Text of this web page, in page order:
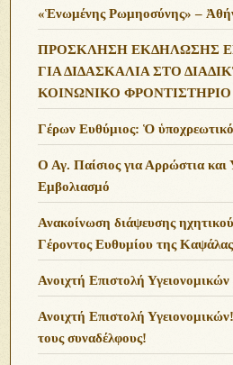
«Ἑνωμένης Ρωμηοσύνης» –
ΠΡΟΣΚΛΗΣΗ ΕΚΔΗΛΩΣΗΣ
ΓΙΑ ΔΙΔΑΣΚΑΛΙΑ ΣΤΟ
ΚΟΙΝΩΝΙΚΟ ΦΡΟΝΤΙΣΤΗΡΙΟ
Γέρων Ευθύμιος: Ὁ
Ο Αγ. Παίσιος για Αρρώστια και
Εμβολιασμό
Ανακοίνωση διάψευσης
Γέροντος Ευθυμίου της Καψάλας
Ανοιχτή Επιστολή Υγειονομικών
Ανοιχτή Επιστολή
τους συναδέλφους!